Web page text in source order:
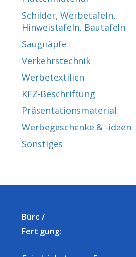
Schilder, Werbetafeln,
Hinweistafeln, Bautafeln
Saugnäpfe
Verkehrstechnik
Werbetextilien
KFZ-Beschriftung
Präsentationsmaterial
Werbegeschenke & -ideen
Sonstiges
Büro /
Fertigung: